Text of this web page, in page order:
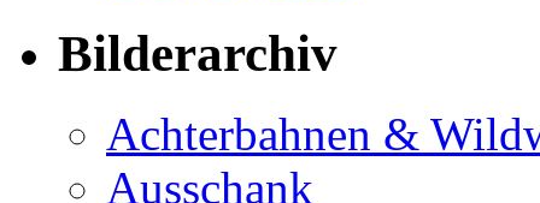
Bilderarchiv
Achterbahnen &
Ausschank